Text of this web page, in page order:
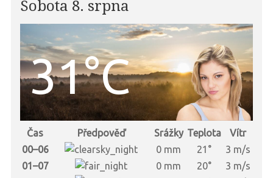
Sobota 8. srpna
31°C
Čas Předpověď Srážky Teplota
Vítr
00–06
0 mm 21°
3 m/s
01–07
0 mm 20°
3 m/s